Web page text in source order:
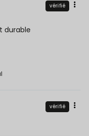
vérifié
durable
vérifié